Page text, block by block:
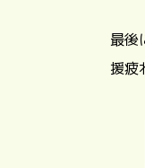
最後
援疲